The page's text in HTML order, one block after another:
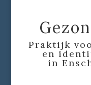
Praktijk
en
in